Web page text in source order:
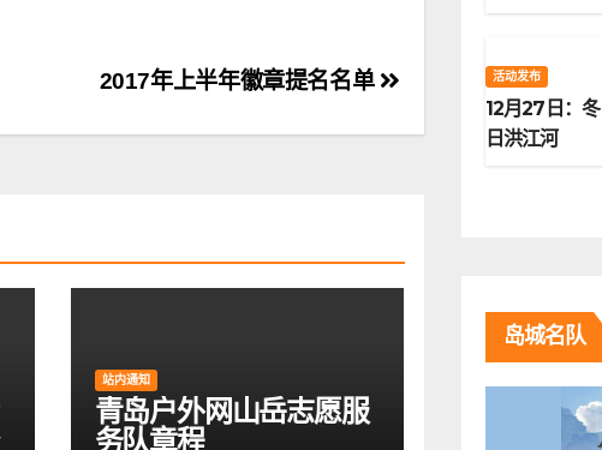
2017年上半年徽章提名名单
站内通知
青岛户外网山岳志愿服
务队章程
活动发布
12月27日：冬
日洪江河
岛城名队